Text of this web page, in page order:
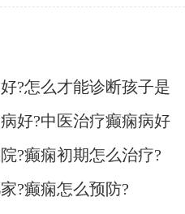
?怎么才能诊断孩子是
好?中医治疗癫痫病好
?癫痫初期怎么治疗?
?癫痫怎么预防?